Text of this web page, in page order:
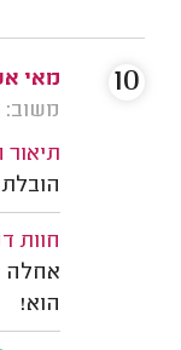
מאי
משוב: 02/06/2026
תיאור
חוות
אחלה
הוא!
10